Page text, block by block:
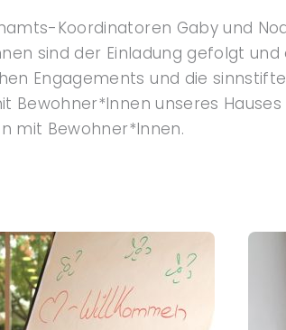
Koordinatoren Gaby und
sind der Einladung gefolgt
Engagements und die
Bewohner*Innen unseres
mit Bewohner*Innen.